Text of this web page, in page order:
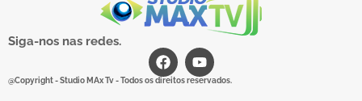
Siga-nos nas redes.
@Copyright - Studio MAx Tv - Todos os direitos reservados.